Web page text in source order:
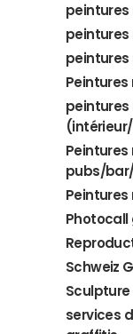
peintures
peintures
pubs/
Schweiz
services